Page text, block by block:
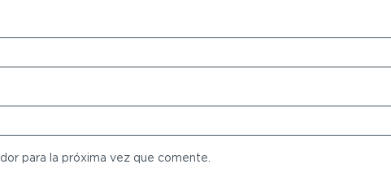
para la próxima vez que comente.